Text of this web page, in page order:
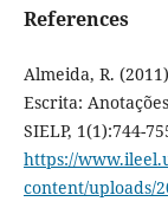
References
Almeida, R.
Escrita:
SIELP, 1(1):744-
https://
content/uploads/